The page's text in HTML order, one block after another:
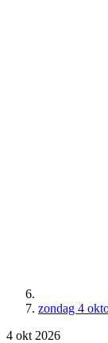
zondag 4
4 okt 2026